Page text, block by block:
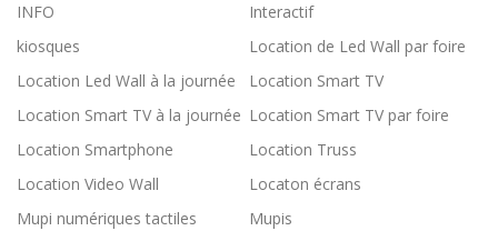
INFO
Interactif
kiosques
Location de Led Wall par foire
Location Led Wall à la journée
Location Smart TV
Location Smart TV à la journée Location Smart TV par foire
Location Smartphone
Location Truss
Location Video Wall
Locaton écrans
Mupi numériques tactiles
Mupis